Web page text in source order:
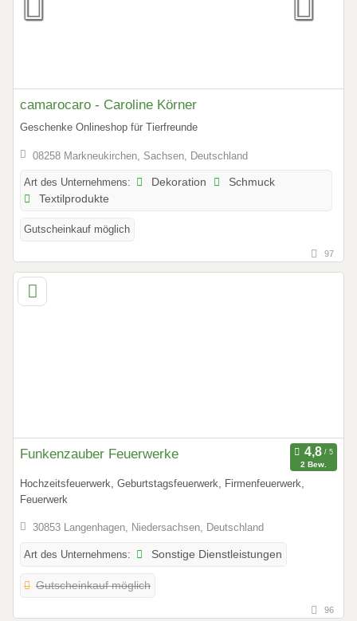
camarocaro - Caroline Körner
Geschenke Onlineshop für Tierfreunde
08258 Markneukirchen, Sachsen, Deutschland
Art des Unternehmens: Dekoration
Schmuck
Textilprodukte
Gutscheinkauf möglich
97
Funkenzauber Feuerwerke
2 Bew.
Hochzeitsfeuerwerk, Geburtstagsfeuerwerk, Firmenfeuerwerk,
Feuerwerk
30853 Langenhagen, Niedersachsen, Deutschland
Art des Unternehmens: Sonstige Dienstleistungen
Gutscheinkauf möglich
96